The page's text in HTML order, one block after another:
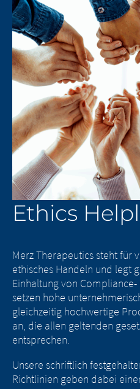
Ethics
Merz Therapeutics steht für
ethisches Handeln und legt
Einhaltung von
setzen hohe
gleichzeitig hochwertige
an, die allen geltenden
entsprechen.
Unsere schriftlich
Richtlinien geben dabei
– Sie
nun
Sie verlassen nun
Sie
nun
Sie verlassen nun
Inhalte der
anderen
betrieben werden,